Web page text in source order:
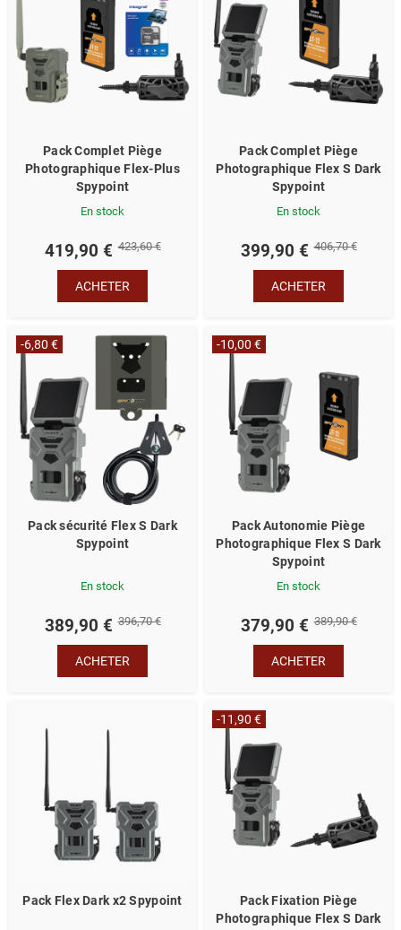
Pack Complet Piège
Photographique Flex-Plus
Spypoint
En stock
419,90 € 423,60 €
ACHETER
Pack Complet Piège
Photographique Flex S Dark
Spypoint
En stock
399,90 € 406,70 €
ACHETER
-6,80 €
Pack sécurité Flex S Dark
Spypoint
En stock
389,90 € 396,70 €
ACHETER
-10,00 €
Pack Autonomie Piège
Photographique Flex S Dark
Spypoint
En stock
379,90 € 389,90 €
ACHETER
Pack Flex Dark x2 Spypoint
-11,90 €
Pack Fixation Piège
Photographique Flex S Dark